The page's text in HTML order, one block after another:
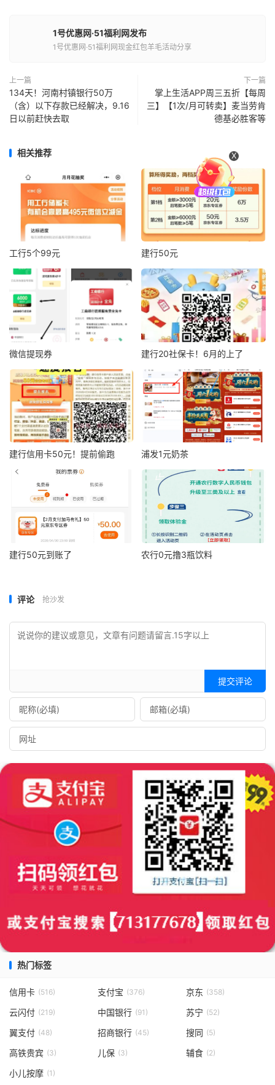
1号优惠网·51福利网发布
1号优惠网·51福利网现金红包羊毛活动分享
上一篇
134天！河南村镇银行50万
（含）以下存款已经解决，9.16
日以前赶快去取
下一篇
掌上生活APP周三五折【每周
三】【1次/月可转卖】麦当劳肯
德基必胜客等
相关推荐
工行5个99元 建行50元
微信提现券 建行20社保卡！6月的上了
建行信用卡50元！提前偷跑 浦发1元奶茶
建行50元到账了 农行0元撸3瓶饮料
评论 抢沙发
提交评论
热门标签
信用卡 (516) 支付宝 (376) 京东 (358)
云闪付 (219) 中国银行 (91) 苏宁 (52)
翼支付 (48) 招商银行 (45) 搜同 (5)
高铁贵宾 (3) 儿保 (3) 辅食 (2)
小儿按摩 (1)
X